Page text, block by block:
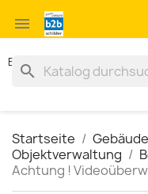

Exklusiv für
zzgl.
search
Startseite
Objektverwaltung
Achtung !